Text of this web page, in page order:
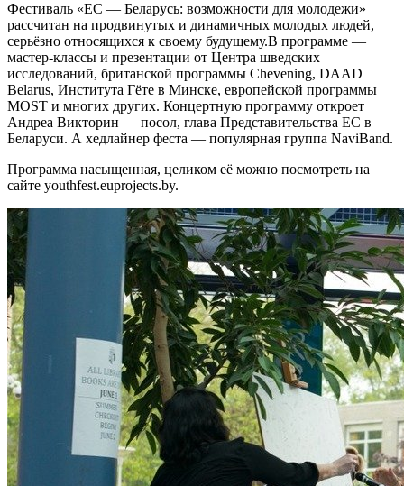
Фестиваль «ЕС — Беларусь: возможности для молодежи»
рассчитан на продвинутых и динамичных молодых людей,
серьёзно относящихся к своему будущему.В программе —
мастер-классы и презентации от Центра шведских
исследований, британской программы Chevening, DAAD
Belarus, Института Гёте в Минске, европейской программы
MOST и многих других. Концертную программу откроет
Андреа Викторин — посол, глава Представительства ЕС в
Беларуси. А хедлайнер феста — популярная группа NaviBand.
Программа насыщенная, целиком её можно посмотреть на
сайте youthfest.euprojects.by.